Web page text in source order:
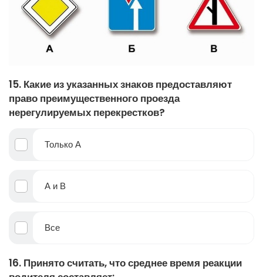
15. Какие из указанных знаков предоставляют
право преимущественного проезда
нерегулируемых перекрестков?
Только А
А и В
Все
16. Принято считать, что среднее время реакции